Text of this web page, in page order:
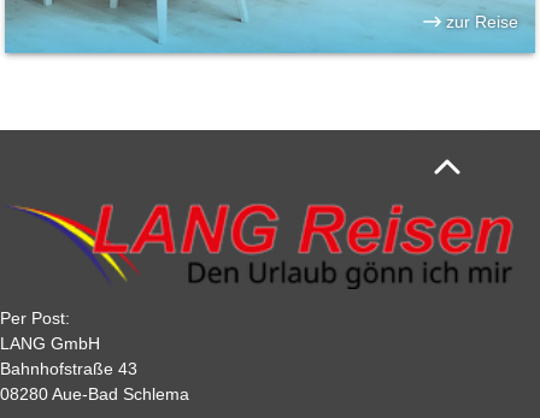
zur Reise
Per Post:
LANG GmbH
Bahnhofstraße 43
08280 Aue-Bad Schlema